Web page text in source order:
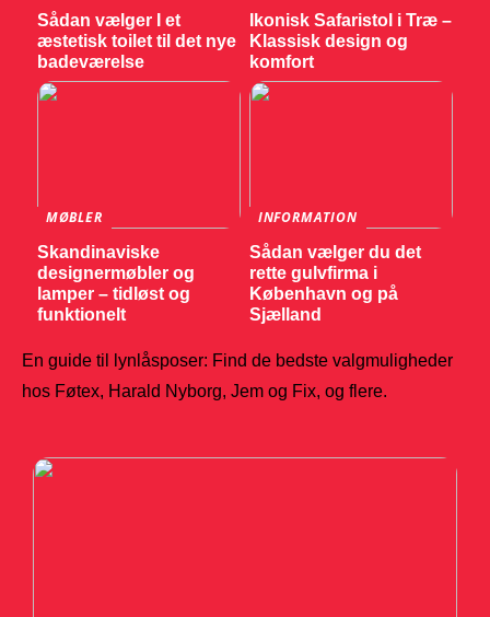
Sådan vælger I et
æstetisk toilet til det nye
badeværelse
Ikonisk Safaristol i Træ –
Klassisk design og
komfort
MØBLER
Skandinaviske
designermøbler og
lamper – tidløst og
funktionelt
INFORMATION
Sådan vælger du det
rette gulvfirma i
København og på
Sjælland
En guide til lynlåsposer: Find de bedste valgmuligheder
hos Føtex, Harald Nyborg, Jem og Fix, og flere.